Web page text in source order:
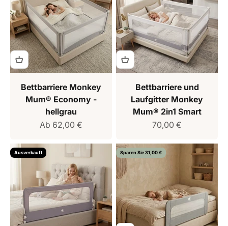
Bettbarriere Monkey
Mum® Economy -
hellgrau
Verkaufspreis
Ab 62,00 €
Bettbarriere und
Laufgitter Monkey
Mum® 2in1 Smart
Verkaufspreis
70,00 €
Ausverkauft Sparen Sie 31,00 €